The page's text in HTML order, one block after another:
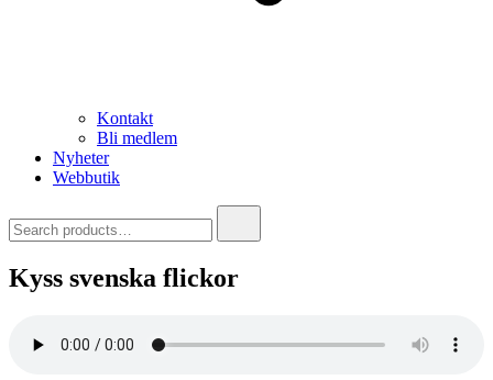
Kontakt
Bli medlem
Nyheter
Webbutik
for:
Kyss svenska flickor